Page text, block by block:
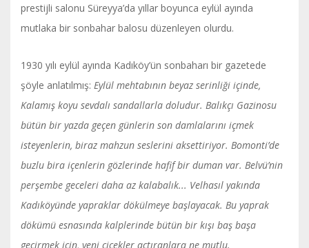
prestijli salonu Süreyya’da yıllar boyunca eylül ayında
mutlaka bir sonbahar balosu düzenleyen olurdu.
1930 yılı eylül ayında Kadıköy’ün sonbaharı bir gazetede
şöyle anlatılmış: Eylül mehtabının beyaz serinliği içinde,
Kalamış koyu sevdalı sandallarla doludur. Balıkçı Gazinosu
bütün bir yazda geçen günlerin son damlalarını içmek
isteyenlerin, biraz mahzun seslerini aksettiriyor. Bomonti’de
buzlu bira içenlerin gözlerinde hafif bir duman var. Belvü’nin
perşembe geceleri daha az kalabalık... Velhasıl yakında
Kadıköyünde yapraklar dökülmeye başlayacak. Bu yaprak
dökümü esnasında kalplerinde bütün bir kışı baş başa
geçirmek için, yeni çiçekler açtıranlara ne mutlu.